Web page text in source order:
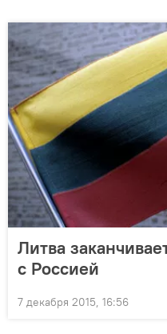
Литва
с Россией
7 декабря 2015, 16:56